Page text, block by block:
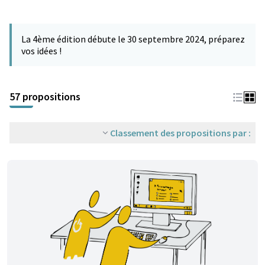
La 4ème édition débute le 30 septembre 2024, préparez
vos idées !
57 propositions
Classement des propositions par :